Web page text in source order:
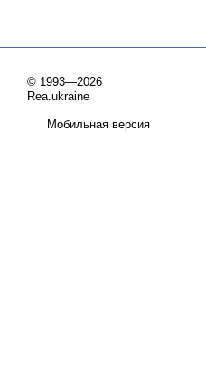
© 1993—2026
Rea.ukraine
Мобильная версия